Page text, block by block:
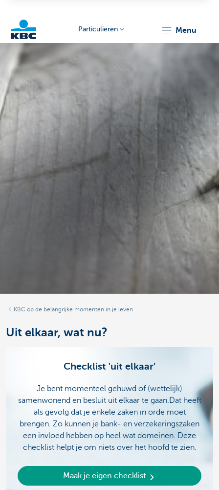
Particulieren menu
KBC op de belangrijke momenten in je leven
Uit elkaar, wat nu?
Checklist 'uit elkaar'
Je bent momenteel gehuwd of (wettelijk)
samenwonend en besluit uit elkaar te gaan.Dat heeft
als gevolg dat je enkele zaken in orde moet
brengen. Zo kunnen je bank- en verzekeringszaken
een invloed hebben op heel wat domeinen. Deze
checklist helpt je om niets over het hoofd te zien.
Maak je eigen checklist